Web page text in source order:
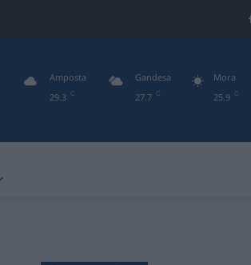
29.3 C
Amposta
27.7 C
Gandesa
25.9 C
Mora